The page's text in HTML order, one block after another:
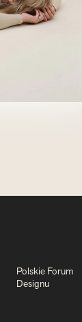
Polskie Forum
Designu